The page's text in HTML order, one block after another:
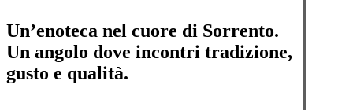
Un’enoteca nel cuore di Sorrento.
Un angolo dove incontri tradizione,
gusto e qualità.